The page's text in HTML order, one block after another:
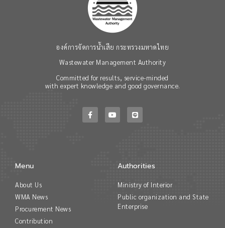
องค์การจัดการน้ำเสีย กระทรวงมหาดไทย
Wastewater Management Authority
Committed for results, service-minded
with expert knowledge and good governance.
Menu
About Us
WMA News
Procurement News
Contribution
Authorities
Ministry of Interior
Public organization and State
Enterprise